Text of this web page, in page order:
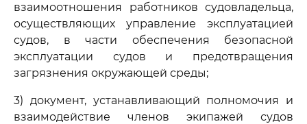
взаимоотношения работников судовладельца,
осуществляющих управление эксплуатацией
судов, в части обеспечения безопасной
эксплуатации судов и предотвращения
загрязнения окружающей среды;
3) документ, устанавливающий полномочия и
взаимодействие членов экипажей судов